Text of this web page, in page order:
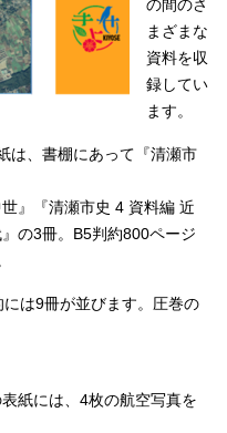
の間のさ
まざまな
資料を収
録してい
ます。
は、書棚にあって『清瀬市
』『清瀬市史 4 資料編 近
の3冊。B5判約800ページ
は9冊が並びます。圧巻の
紙には、4枚の航空写真を